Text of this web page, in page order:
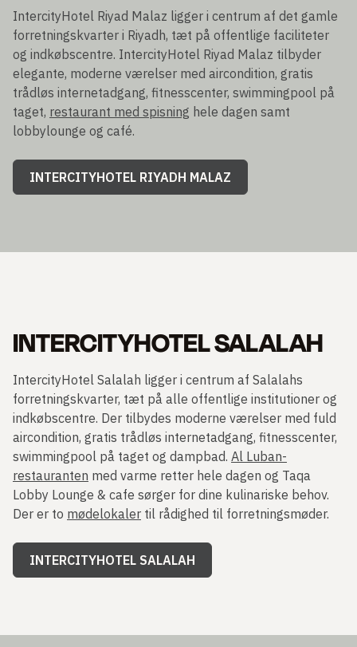
IntercityHotel Riyad Malaz ligger i centrum af det gamle
forretningskvarter i Riyadh, tæt på offentlige faciliteter
og indkøbscentre. IntercityHotel Riyad Malaz tilbyder
elegante, moderne værelser med aircondition, gratis
trådløs internetadgang, fitnesscenter, swimmingpool på
taget, restaurant med spisning hele dagen samt
lobbylounge og café.
INTERCITYHOTEL RIYADH MALAZ
INTERCITYHOTEL SALALAH
IntercityHotel Salalah ligger i centrum af Salalahs
forretningskvarter, tæt på alle offentlige institutioner og
indkøbscentre. Der tilbydes moderne værelser med fuld
aircondition, gratis trådløs internetadgang, fitnesscenter,
swimmingpool på taget og dampbad. Al Luban-
restauranten med varme retter hele dagen og Taqa
Lobby Lounge & cafe sørger for dine kulinariske behov.
Der er to mødelokaler til rådighed til forretningsmøder.
INTERCITYHOTEL SALALAH